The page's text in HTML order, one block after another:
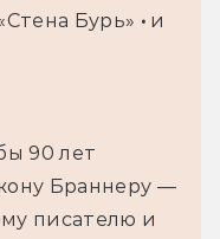
Бурь» • и
90 лет
Браннеру —
писателю и